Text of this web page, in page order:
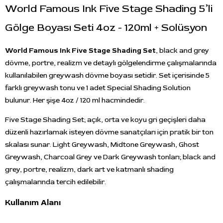
World Famous Ink Five Stage Shading 5’li
Gölge Boyası Seti 4oz - 120ml + Solüsyon
World Famous Ink Five Stage Shading Set, black and grey
dövme, portre, realizm ve detaylı gölgelendirme çalışmalarında
kullanılabilen greywash dövme boyası setidir. Set içerisinde 5
farklı greywash tonu ve 1 adet Special Shading Solution
bulunur. Her şişe 4oz / 120 ml hacmindedir.
Five Stage Shading Set; açık, orta ve koyu gri geçişleri daha
düzenli hazırlamak isteyen dövme sanatçıları için pratik bir ton
skalası sunar. Light Greywash, Midtone Greywash, Ghost
Greywash, Charcoal Grey ve Dark Greywash tonları; black and
grey, portre, realizm, dark art ve katmanlı shading
çalışmalarında tercih edilebilir.
Kullanım Alanı